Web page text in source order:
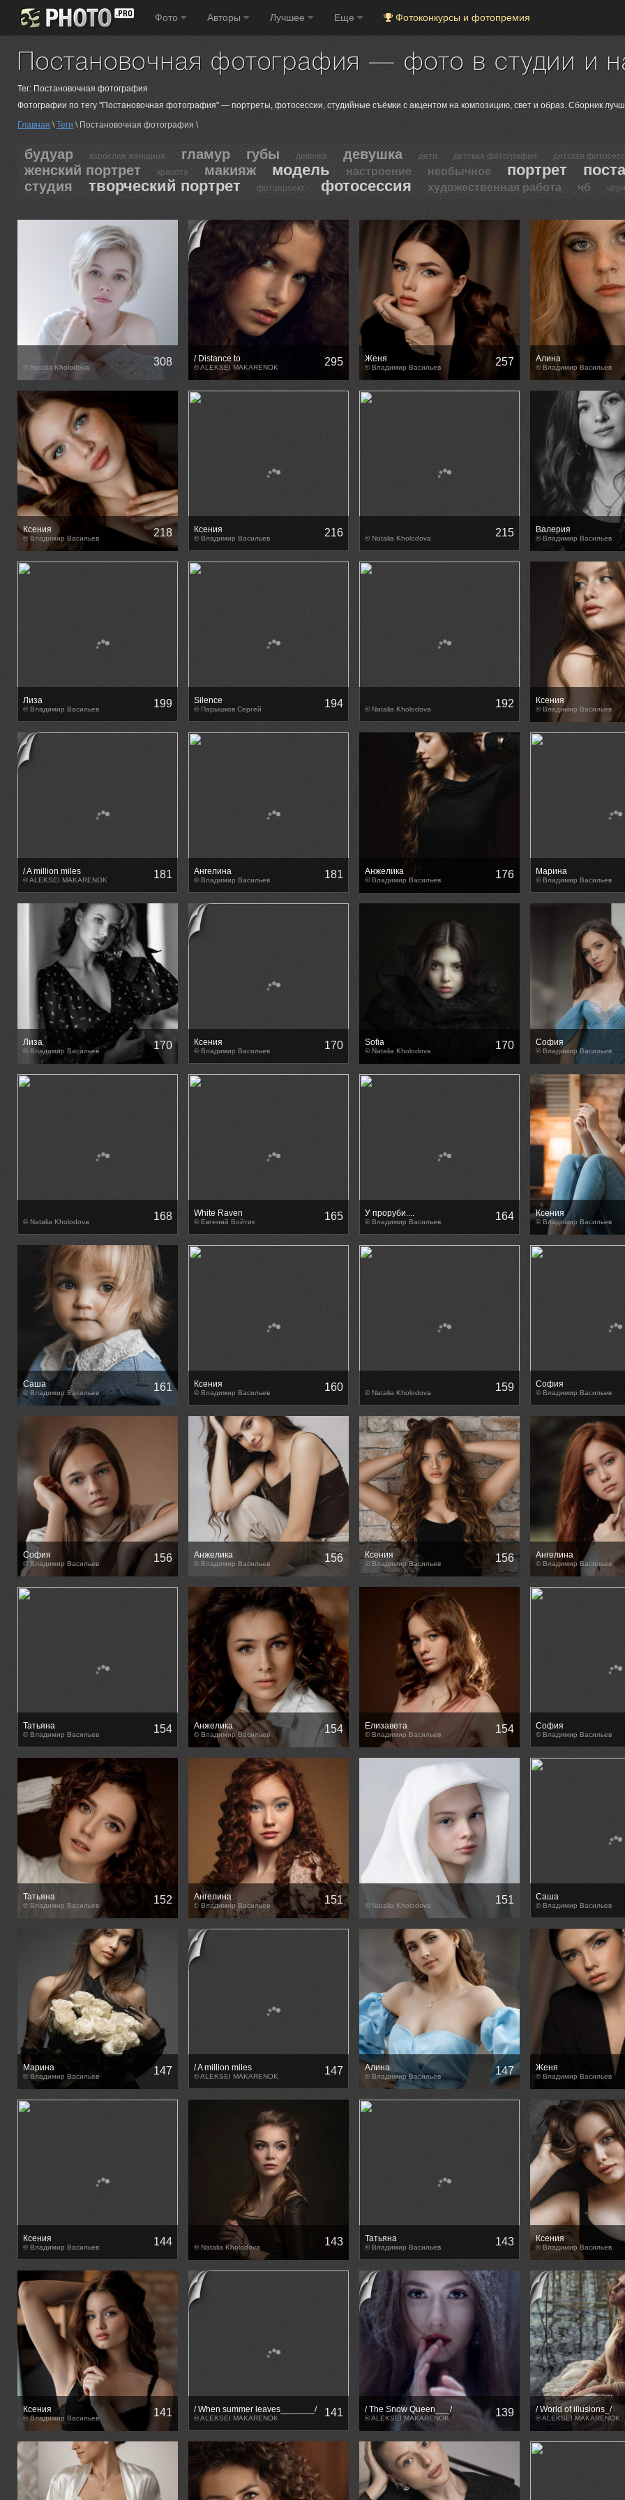
Фото Авторы Лучшее Еще Фотоконкурсы и фотопремия
Постановочная фотография — фото в студии и
Тег: Постановочная фотография
Фотографии по тегу "Постановочная фотография" — портреты, фотосессии, студийные съёмки с акцентом на композицию, свет и образ. Сборник
Главная \Теги \ Постановочная фотография \
будуар взрослая женщина гламур губы девочка девушка дети детская фотография детская
женский портрет
красота макияж модель настроение необычное портрет
студия творческий портрет фотопроект фотосессия художественная работа чб
© Natalia Kholodova 308
/ Distance to
Twilight___________/
© ALEKSEI MAKARENOK 295 Женя
© Владимир Васильев 257 Алина
© Владимир Васильев
Ксения
© Владимир Васильев 218 Ксения
© Владимир Васильев 216 © Natalia Kholodova 215 Валерия
© Владимир Васильев
Лиза
© Владимир Васильев 199 Silence
© Парышков Сергей 194 © Natalia Kholodova 192 Ксения
© Владимир Васильев
/ A million miles
away___________________________________/
© ALEKSEI MAKARENOK 181 Ангелина
© Владимир Васильев 181 Анжелика
© Владимир Васильев 176 Марина
© Владимир Васильев
Лиза
© Владимир Васильев 170 Ксения
© Владимир Васильев 170 Sofia
© Natalia Kholodova 170 София
© Владимир Васильев
© Natalia Kholodova 168 White Raven
© Евгений Войтик 165 У проруби....
© Владимир Васильев 164 Ксения
© Владимир Васильев
Саша
© Владимир Васильев 161 Ксения
© Владимир Васильев 160 © Natalia Kholodova 159 София
© Владимир Васильев
София
© Владимир Васильев 156 Анжелика
© Владимир Васильев 156 Ксения
© Владимир Васильев 156 Ангелина
© Владимир Васильев
Татьяна
© Владимир Васильев 154 Анжелика
© Владимир Васильев 154 Елизавета
© Владимир Васильев 154 София
© Владимир Васильев
Татьяна
© Владимир Васильев 152 Ангелина
© Владимир Васильев 151 © Natalia Kholodova 151 Саша
© Владимир Васильев
Марина
© Владимир Васильев 147
/ A million miles
away___________________________________/
© ALEKSEI MAKARENOK 147 Алина
© Владимир Васильев 147 Женя
© Владимир Васильев
Ксения
© Владимир Васильев 144 © Natalia Kholodova 143 Татьяна
© Владимир Васильев 143 Ксения
© Владимир Васильев
Ксения
© Владимир Васильев 141 / When summer leaves_______/
© ALEKSEI MAKARENOK 141 / The Snow Queen___/
© ALEKSEI MAKARENOK 139 / World of illusions_/
© ALEKSEI MAKARENOK